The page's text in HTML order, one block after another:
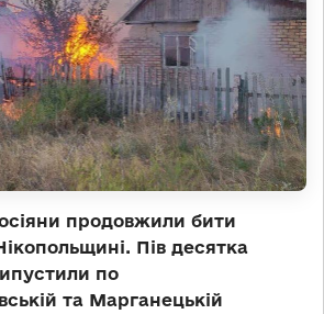
продовжили бити
Пів десятка
по
та Марганецькій